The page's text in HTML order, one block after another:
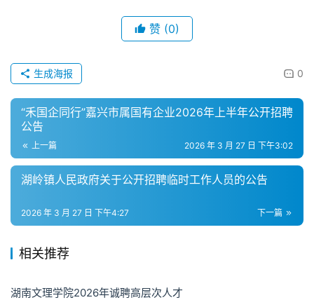
赞 (0)
0
生成海报
“禾国企同行”嘉兴市属国有企业2026年上半年公开招聘
公告
上一篇 2026 年 3 月 27 日 下午3:02
湖岭镇人民政府关于公开招聘临时工作人员的公告
下一篇
2026 年 3 月 27 日 下午4:27
相关推荐
湖南文理学院2026年诚聘高层次人才